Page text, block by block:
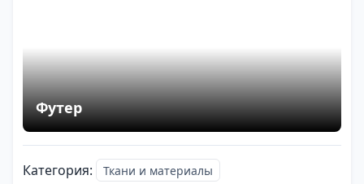
Футер
Категория: Ткани и материалы